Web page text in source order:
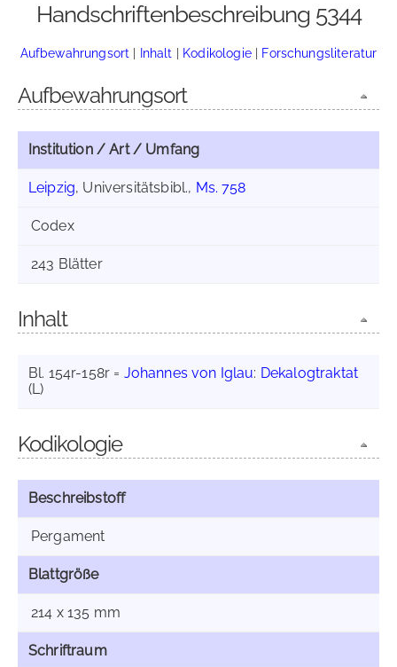
Handschriftenbeschreibung 5344
Aufbewahrungsort | Inhalt | Kodikologie| Forschungsliteratur
Aufbewahrungsort
Institution / Art / Umfang
Leipzig, Universitätsbibl., Ms. 758
Codex
243 Blätter
Inhalt
Bl. 154r-158r = Johannes von Iglau: Dekalogtraktat
(L)
Kodikologie
Beschreibstoff
Pergament
Blattgröße
214 x 135 mm
Schriftraum